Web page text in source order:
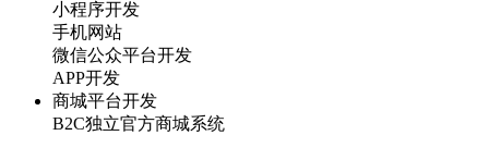
小程序开发
手机网站
微信公众平台开发
APP开发
商城平台开发
B2C独立官方商城系统